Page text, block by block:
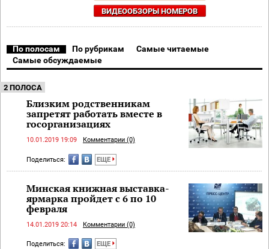
ВИДЕООБЗОРЫ НОМЕРОВ
По полосам По рубрикам
Самые читаемые
Самые обсуждаемые
2 ПОЛОСА
Близким родственникам
запретят работать вместе в
госорганизациях
10.01.2019 19:09 Комментарии (0)
Поделиться: ЕЩЕ
Минская книжная выставка-
ярмарка пройдет с 6 по 10
февраля
14.01.2019 20:14 Комментарии (0)
Поделиться: ЕЩЕ